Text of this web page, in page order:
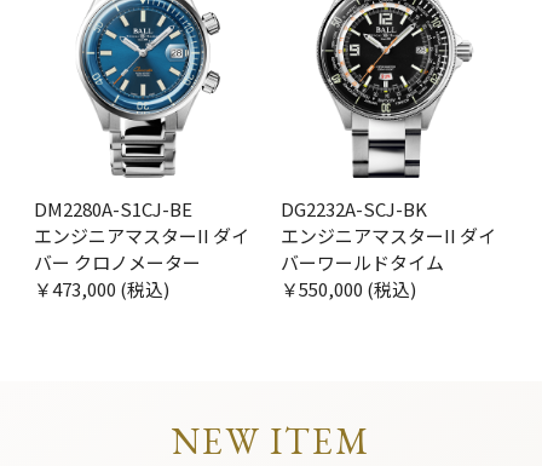
DM2280A-S1CJ-BE
エンジニアマスターII ダイ
バー クロノメーター
￥473,000 (税込)
DG2232A-SCJ-BK
エンジニアマスターII ダイ
バーワールドタイム
￥550,000 (税込)
NEW ITEM